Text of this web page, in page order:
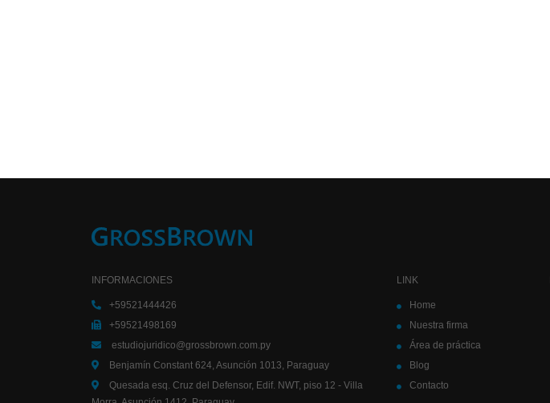
INFORMACIONES
+59521444426
+59521498169
estudiojuridico@grossbrown.com.py
Benjamín Constant 624, Asunción 1013, Paraguay
Quesada esq. Cruz del Defensor, Edif. NWT, piso 12 - Villa
LINK
Home
Nuestra firma
Área de práctica
Blog
Contacto